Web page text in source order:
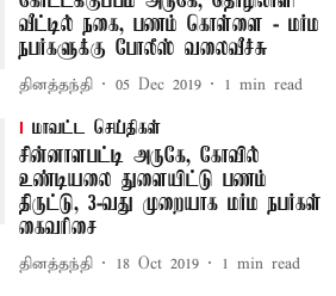
வீட்டில் நகை, பணம் கொள்ளை - மர்ம
நபர்களுக்கு போலீஸ் வலைவீச்சு
தினத்தந்தி 05 Dec 2019 1 min read
மாவட்ட செய்திகள்
சின்னாளபட்டி அருகே, கோவில்
உண்டியலை துளையிட்டு பணம்
திருட்டு, 3-வது முறையாக மர்ம நபர்கள்
கைவரிசை
தினத்தந்தி 18 Oct 2019 1 min read